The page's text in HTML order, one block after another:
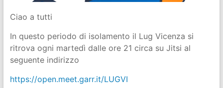
Ciao a tutti
In questo periodo di isolamento il Lug Vicenza si
ritrova ogni martedì dalle ore 21 circa su Jitsi al
seguente indirizzo
https://open.meet.garr.it/LUGVI